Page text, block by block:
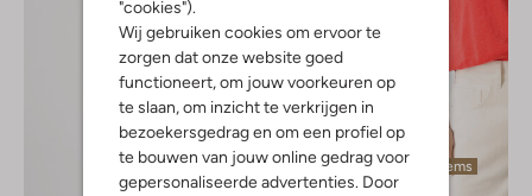
"cookies").
Wij gebruiken cookies om ervoor te
zorgen dat onze website goed
functioneert, om jouw voorkeuren op
te slaan, om inzicht te verkrijgen in
bezoekersgedrag en om een profiel op
te bouwen van jouw online gedrag voor
gepersonaliseerde advertenties. Door
Laatste items
-20%